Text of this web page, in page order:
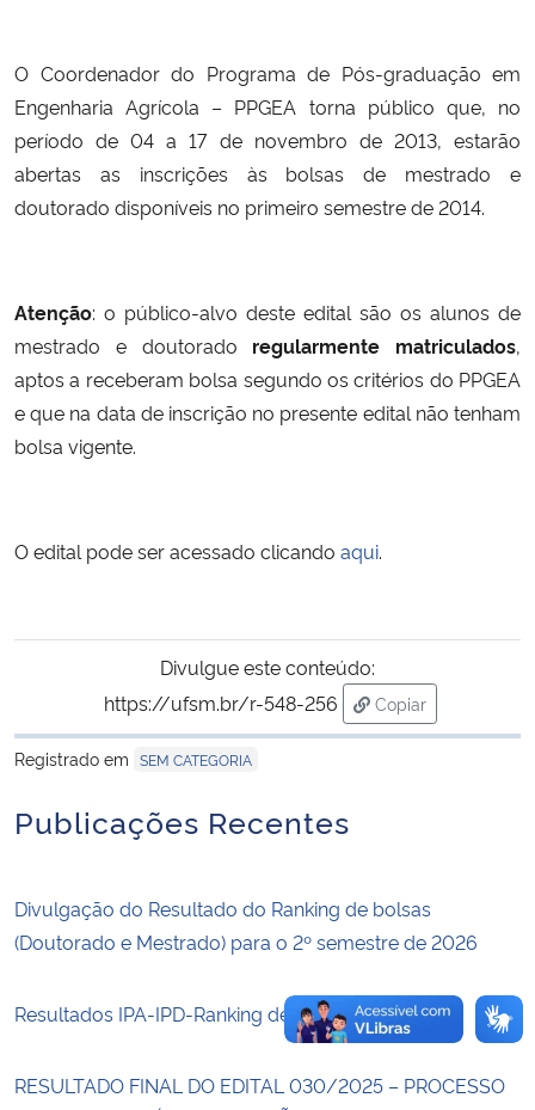
Ministério da Saúde
Ministério de Minas e Energia
Ministério da Ciência, Tecnologia, Inovações e Comunicações
Ministério do Turismo
Controladoria-Geral da União
Gabinete de Segurança Institucional
Banco Central do Brasil
Planalto
O Coordenador do Programa de Pós-graduação em
Engenharia Agrícola – PPGEA torna público que, no
período de 04 a 17 de novembro de 2013, estarão
abertas as inscrições às bolsas de mestrado e
doutorado disponíveis no primeiro semestre de 2014.
Atenção: o público-alvo deste edital são os alunos de
mestrado e doutorado regularmente matriculados,
aptos a receberam bolsa segundo os critérios do PPGEA
e que na data de inscrição no presente edital não tenham
bolsa vigente.
O edital pode ser acessado clicando aqui.
Divulgue este conteúdo:
https://ufsm.br/r-548-256
Copiar
para área de
Registrado em SEM CATEGORIA
Publicações Recentes
Divulgação do Resultado do Ranking de bolsas
(Doutorado e Mestrado) para o 2º semestre de 2026
Resultados IPA-IPD-Ranking de bolsas 2026-1
RESULTADO FINAL DO EDITAL 030/2025 – PROCESSO